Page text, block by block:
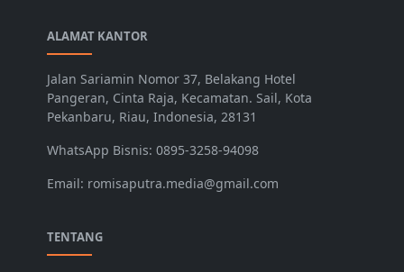
ALAMAT KANTOR
Jalan Sariamin Nomor 37, Belakang Hotel
Pangeran, Cinta Raja, Kecamatan. Sail, Kota
Pekanbaru, Riau, Indonesia, 28131
WhatsApp Bisnis: 0895-3258-94098
Email: romisaputra.media@gmail.com
TENTANG